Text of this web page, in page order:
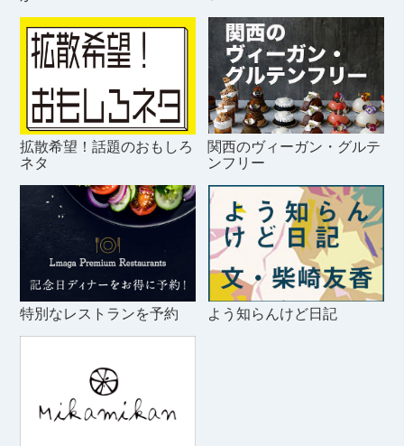
拡散希望！話題のおもしろ
ネタ
関西のヴィーガン・グルテ
ンフリー
特別なレストランを予約 よう知らんけど日記